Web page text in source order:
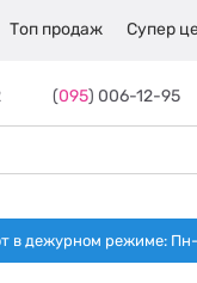
Топ продаж Супер
(095) 006-12-95
дежурном режиме: Пн-